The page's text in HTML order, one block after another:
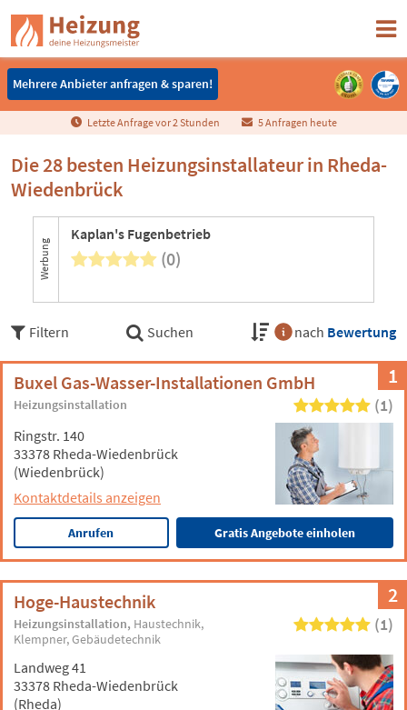
Mehrere Anbieter anfragen & sparen!
Mehrere Anbieter anfragen & sparen!
Letzte Anfrage vor2Stunden 5 Anfragen heute
Die 28 besten Heizungsinstallateur in Rheda-
Wiedenbrück
Werbung
Kaplan's Fugenbetrieb
(0)
Filtern Suchen nach Bewertung
1
Buxel Gas-Wasser-Installationen GmbH
Heizungsinstallation (1)
Ringstr. 140
33378 Rheda-Wiedenbrück
(Wiedenbrück)
Kontaktdetails anzeigen
Anrufen Gratis Angebote einholen
2
Hoge-Haustechnik
Heizungsinstallation Haustechnik
Klempner Gebäudetechnik
(1)
Landweg 41
33378 Rheda-Wiedenbrück
(Rheda)